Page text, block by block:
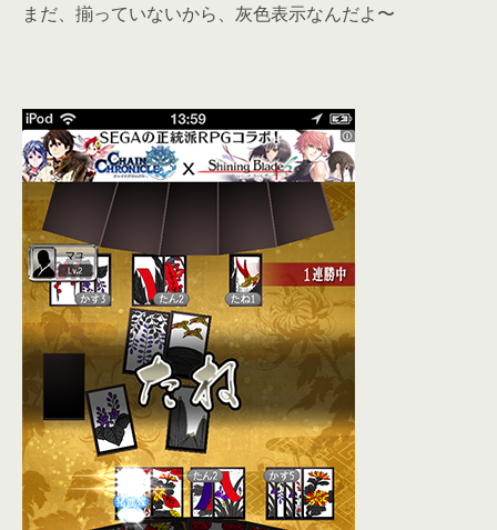
まだ、揃っていないから、灰色表示なんだよ〜